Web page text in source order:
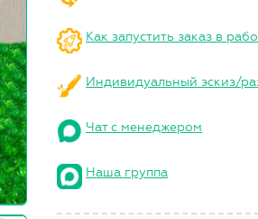
Как запустить заказ в
Индивидуальный эскиз/
Чат с менеджером
Наша группа